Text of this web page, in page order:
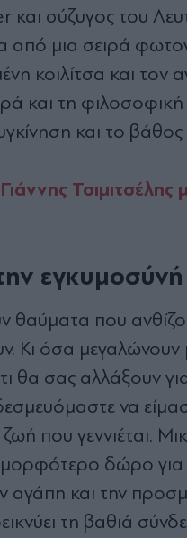
και σύζυγος του
από μια σειρά
κοιλίτσα και τον
και τη φιλοσοφική
και το βάθος
Τσιμιτσέλης
εγκυμοσύνή
θαύματα που
όσα μεγαλώνουν
θα σας αλλάξουν
να
ζωή που γεννιέται.
δώρο για
αγάπη και την
τη βαθιά